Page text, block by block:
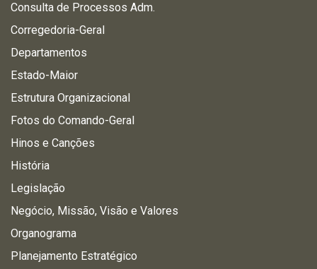
Consulta de Processos Adm.
Corregedoria-Geral
Departamentos
Estado-Maior
Estrutura Organizacional
Fotos do Comando-Geral
Hinos e Canções
História
Legislação
Negócio, Missão, Visão e Valores
Organograma
Planejamento Estratégico